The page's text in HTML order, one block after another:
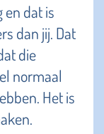
en dat is
dan jij. Dat
die
normaal
Het is